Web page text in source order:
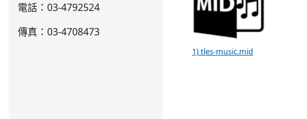
1) tles-music.mid
電話：03-4792524
傳真：03-4708473